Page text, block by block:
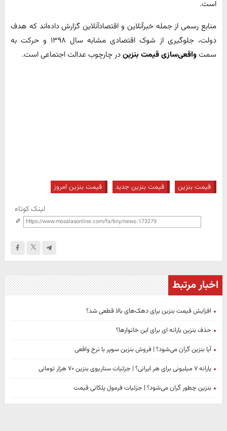
است.
منابع رسمی از جمله خبرآنلاین و اقتصادآنلاین گزارش داده‌اند که هدف
دولت، جلوگیری از شوک اقتصادی مشابه سال ۱۳۹۸ و حرکت به
سمتواقعی‌سازی قیمت بنزیندر چارچوب عدالت اجتماعی است.
قیمت بنزین قیمت بنزین جدید قیمت بنزین امروز
لینک کوتاه
اخبار مرتبط
افزایش قیمت بنزین برای دهک‌های بالا قطعی شد؟
حذف بنزین یارانه ای برای این خانوارها؟
آیا بنزین گران می‌شود؟ | فروش بنزین سوپر با نرخ واقعی
یارانه ۷ میلیونی برای هر ایرانی؟ | جزئیات سناریوی بنزین ۷۰ هزار تومانی
بنزین چطور گران می‌شود؟ | جزئیات فرمول پلکانی قیمت